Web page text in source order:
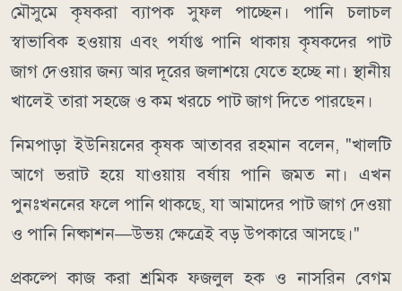
মৌসুমে কৃষকরা ব্যাপক সুফল পাচ্ছেন। পানি চলাচল
স্বাভাবিক হওয়ায় এবং পর্যাপ্ত পানি থাকায় কৃষকদের পাট
জাগ দেওয়ার জন্য আর দূরের জলাশয়ে যেতে হচ্ছে না। স্থানীয়
খালেই তারা সহজে ও কম খরচে পাট জাগ দিতে পারছেন।
নিমপাড়া ইউনিয়নের কৃষক আতাবর রহমান বলেন, "খালটি
আগে ভরাট হয়ে যাওয়ায় বর্ষায় পানি জমত না। এখন
পুনঃখননের ফলে পানি থাকছে, যা আমাদের পাট জাগ দেওয়া
ও পানি নিষ্কাশন—উভয় ক্ষেত্রেই বড় উপকারে আসছে।"
প্রকল্পে কাজ করা শ্রমিক ফজলুল হক ও নাসরিন বেগম